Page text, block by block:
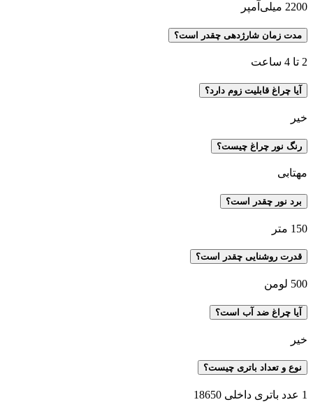
2200 میلی‌آمپر
مدت زمان شارژدهی چقدر است؟
2 تا 4 ساعت
آیا چراغ قابلیت زوم دارد؟
خیر
رنگ نور چراغ چیست؟
مهتابی
برد نور چقدر است؟
150 متر
قدرت روشنایی چقدر است؟
500 لومن
آیا چراغ ضد آب است؟
خیر
نوع و تعداد باتری چیست؟
1 عدد باتری داخلی 18650